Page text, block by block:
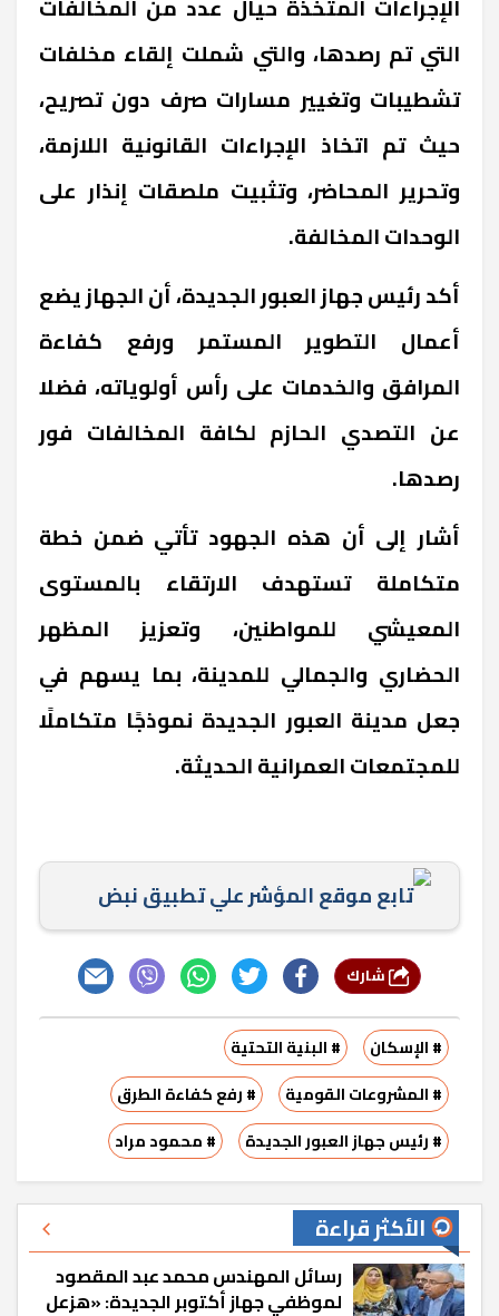
التي تم رصدها، والتي شملت إلقاء مخلفات
تشطيبات وتغيير مسارات صرف دون تصريح،
حيث تم اتخاذ الإجراءات القانونية اللازمة،
وتحرير المحاضر، وتثبيت ملصقات إنذار على
الوحدات المخالفة.
أكد رئيس جهاز العبور الجديدة، أن الجهاز يضع
أعمال التطوير المستمر ورفع كفاءة
المرافق والخدمات على رأس أولوياته، فضلا
عن التصدي الحازم لكافة المخالفات فور
رصدها.
أشار إلى أن هذه الجهود تأتي ضمن خطة
متكاملة تستهدف الارتقاء بالمستوى
المعيشي للمواطنين، وتعزيز المظهر
الحضاري والجمالي للمدينة، بما يسهم في
جعل مدينة العبور الجديدة نموذجًا متكاملًا
للمجتمعات العمرانية الحديثة.
تابع موقع المؤشر علي تطبيق نبض
# الإسكان
# البنية التحتية
# المشروعات القومية
# رفع كفاءة الطرق
# رئيس جهاز العبور الجديدة
# محمود مراد
الأكثر قراءة
رسائل المهندس محمد عبد المقصود
لموظفي جهاز أكتوبر الجديدة: «هزعل